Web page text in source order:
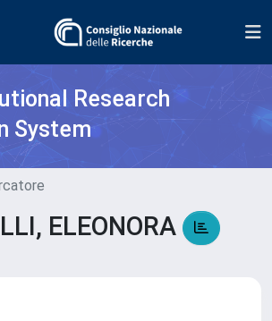
Research
System
ELEONORA